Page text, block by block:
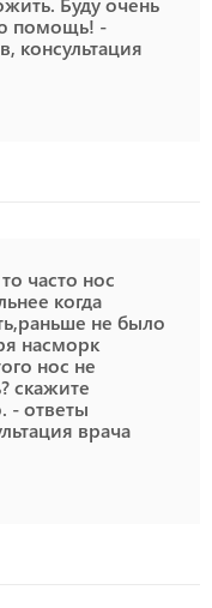
помощь! -
консультация
часто нос
когда
не было
насморк
нос не
скажите
- ответы
врача